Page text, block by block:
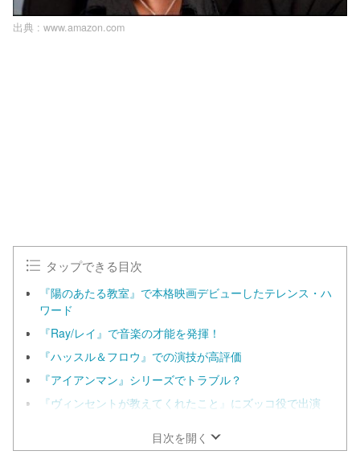
出典 : www.amazon.com
タップできる目次
『陽のあたる教室』で本格映画デビューしたテレンス・ハ
ワード
『Ray/レイ』で音楽の才能を発揮！
『ハッスル＆フロウ』での演技が高評価
『アイアンマン』シリーズでトラブル？
『ヴィンセントが教えてくれたこと』にズッコ役で出演
目次を開く